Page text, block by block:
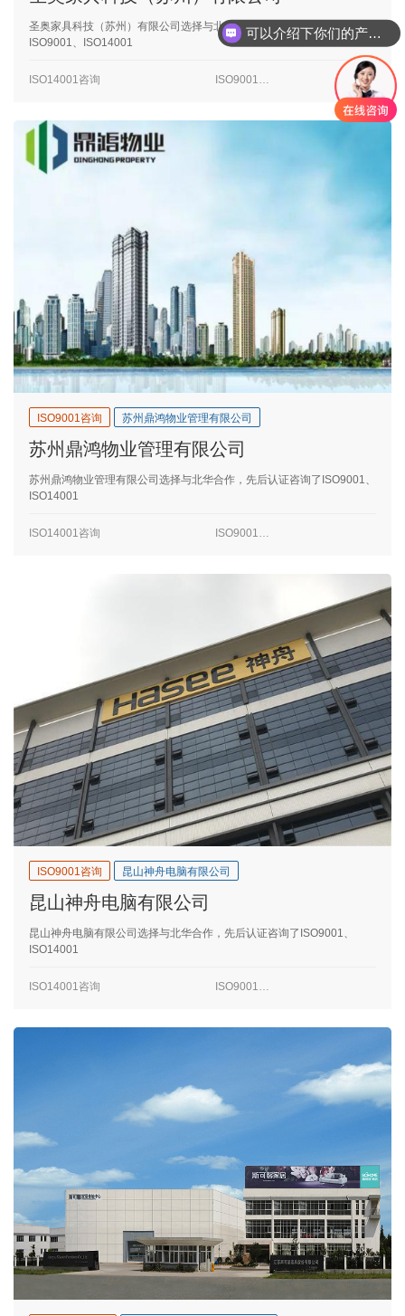
圣奥家具科技（苏州）有限公司选择与北华合作，先后认证咨询了
ISO9001、ISO14001
ISO14001咨询 ISO9001咨询
ISO9001咨询 苏州鼎鸿物业管理有限公司
苏州鼎鸿物业管理有限公司
苏州鼎鸿物业管理有限公司选择与北华合作，先后认证咨询了ISO9001、
ISO14001
ISO14001咨询 ISO9001咨询
ISO9001咨询 昆山神舟电脑有限公司
昆山神舟电脑有限公司
昆山神舟电脑有限公司选择与北华合作，先后认证咨询了ISO9001、
ISO14001
ISO14001咨询 ISO9001咨询
可以介绍下你们的产品么